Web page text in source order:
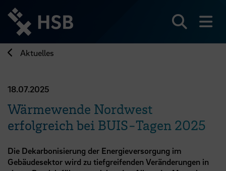
zum
Seiteninhalt
springen
Aktuelles
18.07.2025
Wärmewende Nordwest
erfolgreich bei BUIS-Tagen 2025
Die Dekarbonisierung der Energieversorgung im
Gebäudesektor wird zu tiefgreifenden Veränderungen in